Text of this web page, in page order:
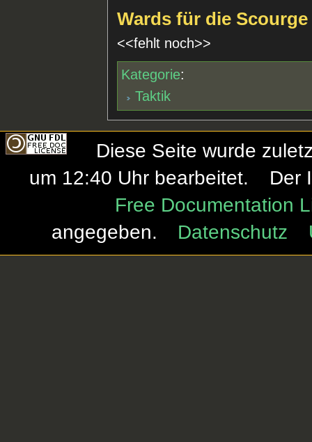
Wards für die Scourge
<<fehlt noch>>
Kategorie:
Taktik
Diese Seite wurde
um 12:40 Uhr bearbeitet.
Der
Free Documentation
angegeben.
Datenschutz